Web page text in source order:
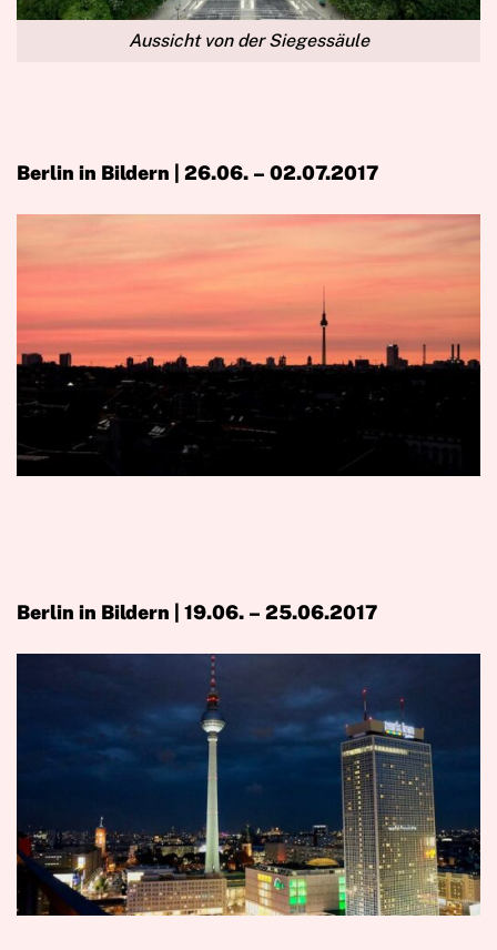
Aussicht von der Siegessäule
Berlin in Bildern | 26.06. – 02.07.2017
Berlin in Bildern | 19.06. – 25.06.2017